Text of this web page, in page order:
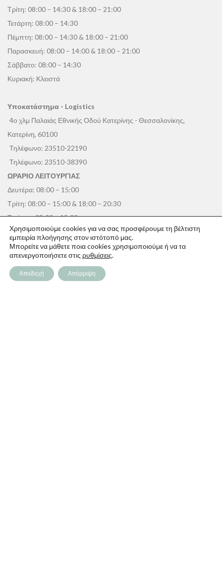
Τρίτη: 08:00 – 14:30 & 18:00 – 21:00
Τετάρτη: 08:00 – 14:30
Πέμπτη: 08:00 – 14:30 & 18:00 – 21:00
Παρασκευή: 08:00 – 14:00 & 18:00 – 21:00
Σάββατο: 08:00 – 14:30
Κυριακή: Κλειστά
Υποκατάστημα - Logistics
4ο χλμ Παλαιάς Εθνικής Οδού Κατερίνης - Θεσσαλονίκης,
Κατερίνη, 60100
Τηλέφωνο: 23510-22190
Τηλέφωνο: 23510-38390
ΩΡΑΡΙΟ ΛΕΙΤΟΥΡΓΙΑΣ
Δευτέρα: 08:00 – 15:00
Τρίτη: 08:00 – 15:00 & 18:00 – 20:30
Τετάρτη: 08:00 – 15:00
Πέμπτη: 08:00 – 15:00 & 18:00 – 20:30
Παρασκευή: 08:00 – 15:00
Σάββατο: 08:00 – 14:30
Κυριακή: Κλειστά
Χρησιμοποιούμε cookies για να σας προσφέρουμε τη βέλτιστη
εμπειρία πλοήγησης στον ιστότοπό μας.
Μπορείτε να μάθετε ποια cookies χρησιμοποιούμε ή να τα
απενεργοποιήσετε στις ρυθμίσεις.
Αποδοχή Απόρριψη